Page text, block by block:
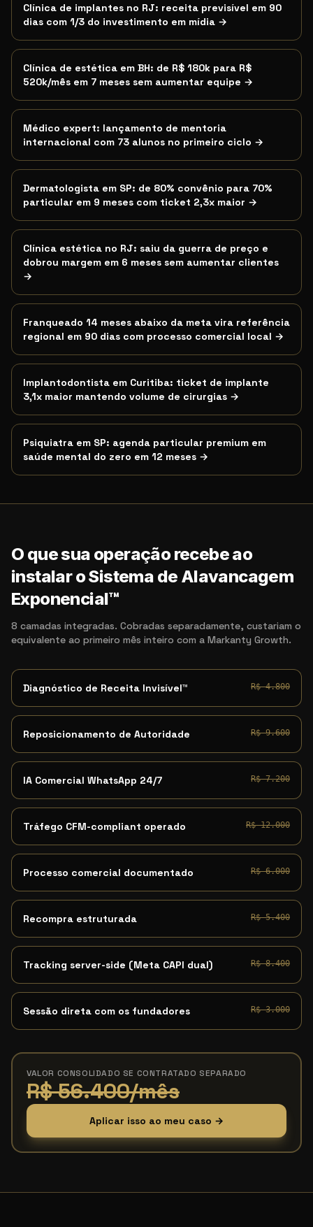
Clínica de implantes no RJ: receita previsível em 90
dias com 1/3 do investimento em mídia →
Clínica de estética em BH: de R$ 180k para R$
520k/mês em 7 meses sem aumentar equipe →
Médico expert: lançamento de mentoria
internacional com 73 alunos no primeiro ciclo →
Dermatologista em SP: de 80% convênio para 70%
particular em 9 meses com ticket 2,3x maior →
Clínica estética no RJ: saiu da guerra de preço e
dobrou margem em 6 meses sem aumentar clientes
→
Franqueado 14 meses abaixo da meta vira referência
regional em 90 dias com processo comercial local →
Implantodontista em Curitiba: ticket de implante
3,1x maior mantendo volume de cirurgias →
Psiquiatra em SP: agenda particular premium em
saúde mental do zero em 12 meses →
O que sua operação recebe ao
instalar o Sistema de Alavancagem
Exponencial™
8 camadas integradas. Cobradas separadamente, custariam o
equivalente ao primeiro mês inteiro com a Markanty Growth.
Diagnóstico de Receita Invisível™ R$ 4.800
Reposicionamento de Autoridade R$ 9.600
IA Comercial WhatsApp 24/7 R$ 7.200
Tráfego CFM-compliant operado R$ 12.000
Processo comercial documentado R$ 6.000
Recompra estruturada R$ 5.400
Tracking server-side (Meta CAPI dual) R$ 8.400
Sessão direta com os fundadores R$ 3.000
VALOR CONSOLIDADO SE CONTRATADO SEPARADO
R$ 56.400/mês
Aplicar isso ao meu caso →